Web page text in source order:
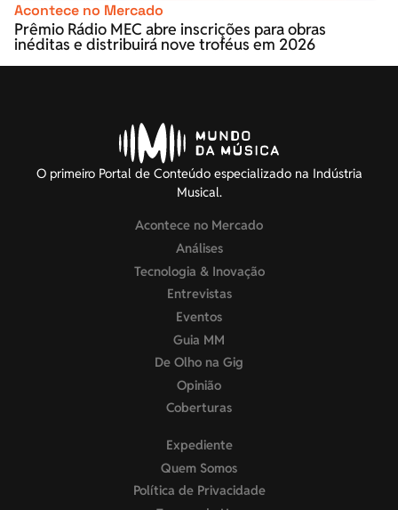
Acontece no Mercado
Prêmio Rádio MEC abre inscrições para obras
inéditas e distribuirá nove troféus em 2026
O primeiro Portal de Conteúdo especializado na Indústria
Musical.
Acontece no Mercado
Análises
Tecnologia & Inovação
Entrevistas
Eventos
Guia MM
De Olho na Gig
Opinião
Coberturas
Expediente
Quem Somos
Política de Privacidade